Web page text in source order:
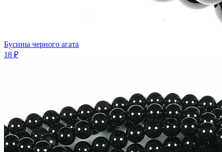
Бусины черного агата
18 ₽